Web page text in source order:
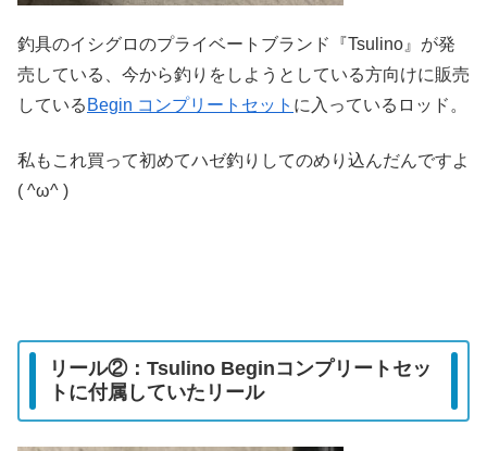
釣具のイシグロのプライベートブランド『Tsulino』が発
売している、今から釣りをしようとしている方向けに販売
している Begin コンプリートセット に入っているロッド。
私もこれ買って初めてハゼ釣りしてのめり込んだんですよ
( ^ω^ )
リール②：Tsulino Beginコンプリートセッ
トに付属していたリール